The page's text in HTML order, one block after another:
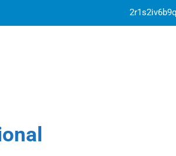
en el contexto de la Corte Penal
para solventar la crisis apocalíptica de La